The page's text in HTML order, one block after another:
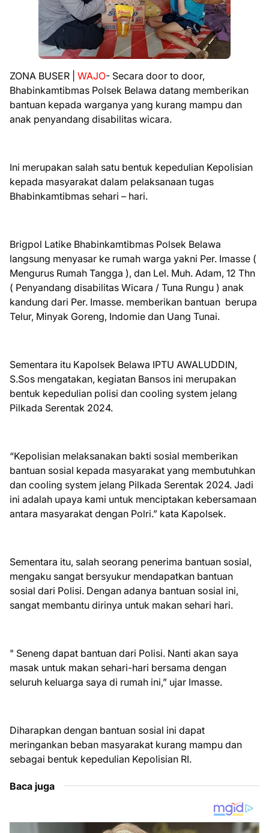
ZONA BUSER | WAJO- Secara door to door,
Bhabinkamtibmas Polsek Belawa datang memberikan
bantuan kepada warganya yang kurang mampu dan
anak penyandang disabilitas wicara.
Ini merupakan salah satu bentuk kepedulian Kepolisian
kepada masyarakat dalam pelaksanaan tugas
Bhabinkamtibmas sehari – hari.
Brigpol Latike Bhabinkamtibmas Polsek Belawa
langsung menyasar ke rumah warga yakni Per. Imasse (
Mengurus Rumah Tangga ), dan Lel. Muh. Adam, 12 Thn
( Penyandang disabilitas Wicara / Tuna Rungu ) anak
kandung dari Per. Imasse. memberikan bantuan berupa
Telur, Minyak Goreng, Indomie dan Uang Tunai.
Sementara itu Kapolsek Belawa IPTU AWALUDDIN,
S.Sos mengatakan, kegiatan Bansos ini merupakan
bentuk kepedulian polisi dan cooling system jelang
Pilkada Serentak 2024.
“Kepolisian melaksanakan bakti sosial memberikan
bantuan sosial kepada masyarakat yang membutuhkan
dan cooling system jelang Pilkada Serentak 2024. Jadi
ini adalah upaya kami untuk menciptakan kebersamaan
antara masyarakat dengan Polri.” kata Kapolsek.
Sementara itu, salah seorang penerima bantuan sosial,
mengaku sangat bersyukur mendapatkan bantuan
sosial dari Polisi. Dengan adanya bantuan sosial ini,
sangat membantu dirinya untuk makan sehari hari.
" Seneng dapat bantuan dari Polisi. Nanti akan saya
masak untuk makan sehari-hari bersama dengan
seluruh keluarga saya di rumah ini,” ujar Imasse.
Diharapkan dengan bantuan sosial ini dapat
meringankan beban masyarakat kurang mampu dan
sebagai bentuk kepedulian Kepolisian RI.
Baca juga